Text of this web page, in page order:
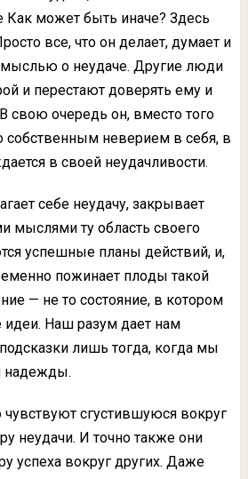
Как может быть иначе? Здесь
все, что он делает, думает и
мыслью о неудаче. Другие люди
и перестают доверять ему и
свою очередь он, вместо того
собственным не­верием в себя, в
в своей неудачливости.
себе неудачу, закрывает
мыслями ту область своего
успешные планы действий, и,
пожинает пло­ды такой
— не то состояние, в котором
идеи. Наш разум дает нам
лишь тогда, когда мы
надежды.
сгустив­шуюся вокруг
неуда­чи. И точно также они
успеха вокруг других. Даже